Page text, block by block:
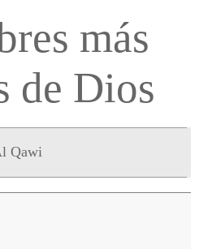
más
de Dios
Qawi